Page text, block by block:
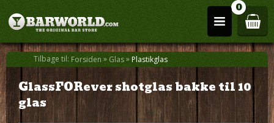
0
Tilbage til: Forsiden » Glas»Plastikglas
GlassFORever shotglas bakke til 10
glas